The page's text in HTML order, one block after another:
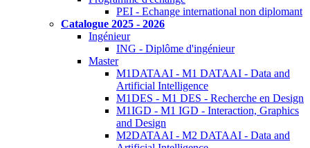
PEI - Echange international non diplomant
Catalogue 2025 - 2026
Ingénieur
ING - Diplôme d'ingénieur
Master
M1DATAAI - M1 DATAAI - Data and
Artificial Intelligence
M1DES - M1 DES - Recherche en Design
M1IGD - M1 IGD - Interaction, Graphics
and Design
M2DATAAI - M2 DATAAI - Data and